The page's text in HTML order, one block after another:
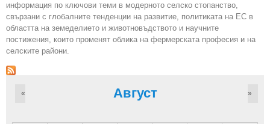
информация по ключови теми в модерното селско стопанство,
свързани с глобалните тенденции на развитие, политиката на ЕС в
областта на земеделието и животновъдството и научните
постижения, които променят облика на фермерската професия и на
селските райони.
Август
« »